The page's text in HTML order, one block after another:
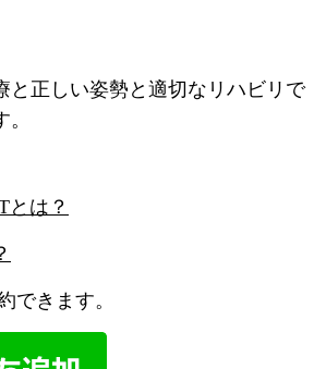
と正しい姿勢と適切なリハビリで
とは？
できます。